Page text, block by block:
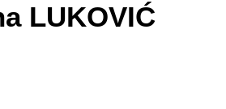
LUKOVIĆ